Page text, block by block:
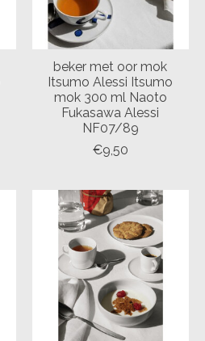
beker met oor mok
Itsumo Alessi Itsumo
mok 300 ml Naoto
Fukasawa Alessi
NF07/89
€9,50